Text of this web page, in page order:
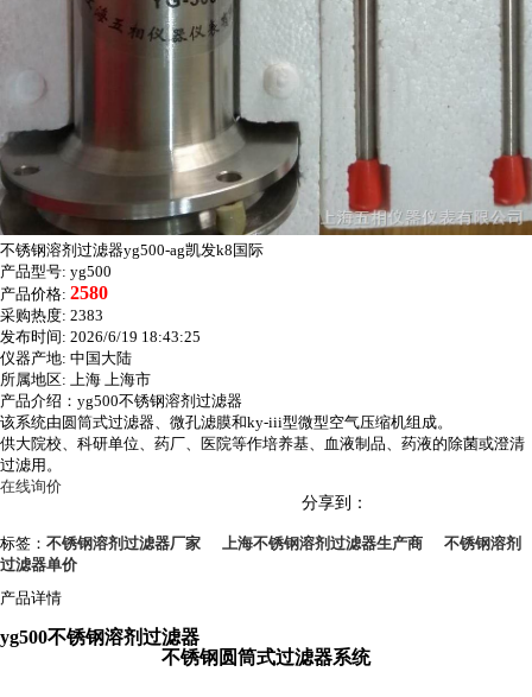
不锈钢溶剂过滤器yg500-ag凯发k8国际
产品型号: yg500
产品价格: 2580
采购热度: 2383
发布时间: 2026/6/19 18:43:25
仪器产地: 中国大陆
所属地区: 上海 上海市
产品介绍：yg500不锈钢溶剂过滤器
该系统由圆筒式过滤器、微孔滤膜和ky-iii型微型空气压缩机组成。
供大院校、科研单位、药厂、医院等作培养基、血液制品、药液的除菌或澄清
过滤用。
在线询价
分享到：
标签： 不锈钢溶剂过滤器厂家 上海不锈钢溶剂过滤器生产商
不锈钢溶剂
过滤器单价
产品详情
yg500不锈钢溶剂过滤器
不锈钢圆筒式过滤器系统